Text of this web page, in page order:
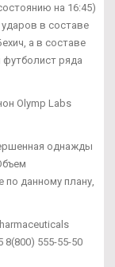
на 16:45)
в составе
а в составе
ряда
Olymp Labs
однажды
данному плану,
555-55-50